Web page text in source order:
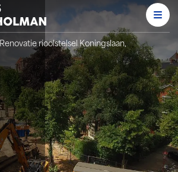
Renovatie rioolstelsel Koningslaan,